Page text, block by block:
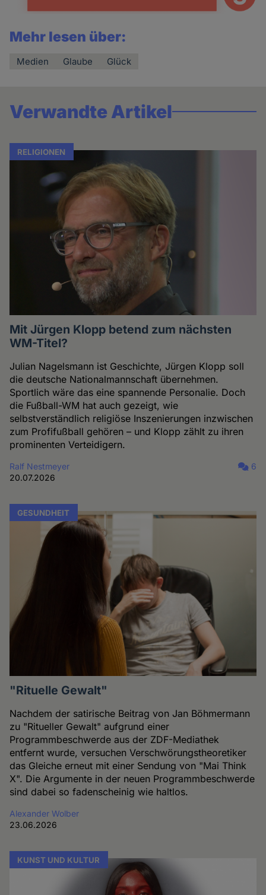
Mehr lesen über:
Medien Glaube Glück
Verwandte Artikel
RELIGIONEN
Mit Jürgen Klopp betend zum nächsten
WM-Titel?
Julian Nagelsmann ist Geschichte, Jürgen Klopp soll
die deutsche Nationalmannschaft übernehmen.
Sportlich wäre das eine spannende Personalie. Doch
die Fußball-WM hat auch gezeigt, wie
selbstverständlich religiöse Inszenierungen inzwischen
zum Profifußball gehören – und Klopp zählt zu ihren
prominenten Verteidigern.
Ralf Nestmeyer
20.07.2026
6
GESUNDHEIT
"Rituelle Gewalt"
Nachdem der satirische Beitrag von Jan Böhmermann
zu "Ritueller Gewalt" aufgrund einer
Programmbeschwerde aus der ZDF-Mediathek
entfernt wurde, versuchen Verschwörungstheoretiker
das Gleiche erneut mit einer Sendung von "Mai Think
X". Die Argumente in der neuen Programmbeschwerde
sind dabei so fadenscheinig wie haltlos.
Alexander Wolber
23.06.2026
KUNST UND KULTUR